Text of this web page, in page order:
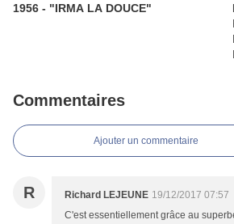
1956 - "IRMA LA DOUCE"
Commentaires
Ajouter un commentaire
R Richard LEJEUNE 19/12/2017 07:57
C'est essentiellement grâce au